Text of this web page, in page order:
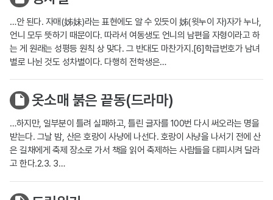
…안 된다. 자매(姊妹)라는 표현에도 알 수 있듯이 姊(윗누이 자)자가 누나,
언니 모두 뜻하기 때문이다. 따라서 여동생도 언니의 남편을 자형이라고 하
는 게 원래는 성평등 원칙 상 맞다. 그 반대도 마찬가지.[6]학급번호가 남녀
별로 나뉜 것도 성차별이다. 다행히 전학생은…
옷소매 붉은 끝동(드라마)
…하지만, 일부분이 틀려 실패하고, 틀린 글자를 100번 다시 써오라는 명을
받는다. 그날 밤, 산은 호랑이 사냥에 나선다. 호랑이 사냥을 나서기 전에 산
은 길채에게 축제 장소로 가서 책을 읽어 축제하는 사람들을 대피시켜 달라
고 한다.2.3. 3…